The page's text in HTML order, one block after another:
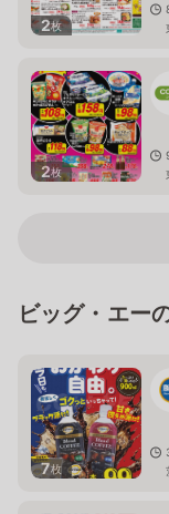
2枚
2枚
ビッグ・エー
7枚